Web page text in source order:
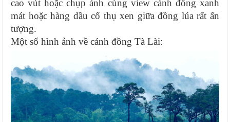
cao vút hoặc chụp ảnh cùng view cánh đồng xanh
mát hoặc hàng dầu cổ thụ xen giữa đồng lúa rất ấn
tượng.
Một số hình ảnh về cánh đồng Tà Lài: